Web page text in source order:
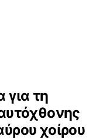
για τη
χοίρου